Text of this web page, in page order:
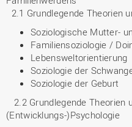
2.1 Grundlegende Theorien
Soziologische Mutter-
Familiensoziologie /
Lebensweltorientierung
Soziologie der
Soziologie der Geburt
2.2 Grundlegende Theorien
(Entwicklungs-)Psychologie